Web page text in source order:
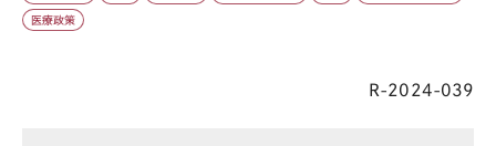
医療政策
R-2024-039